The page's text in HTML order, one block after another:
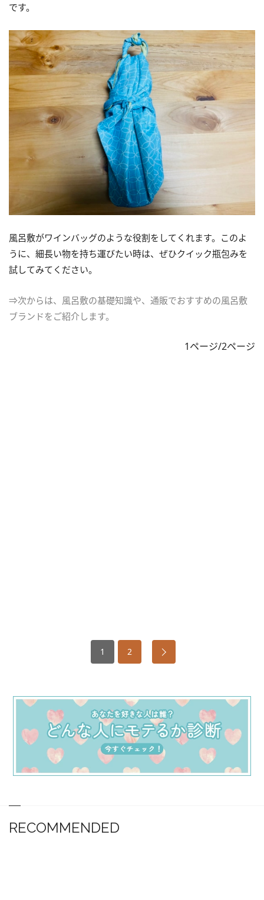
です。
風呂敷がワインバッグのような役割をしてくれます。このよ
うに、細長い物を持ち運びたい時は、ぜひクイック瓶包みを
試してみてください。
⇒次からは、風呂敷の基礎知識や、通販でおすすめの風呂敷
ブランドをご紹介します。
1ページ/2ページ
1 2
RECOMMENDED